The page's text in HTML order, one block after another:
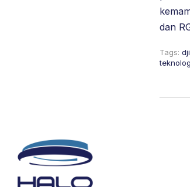
dan
Tags: dji